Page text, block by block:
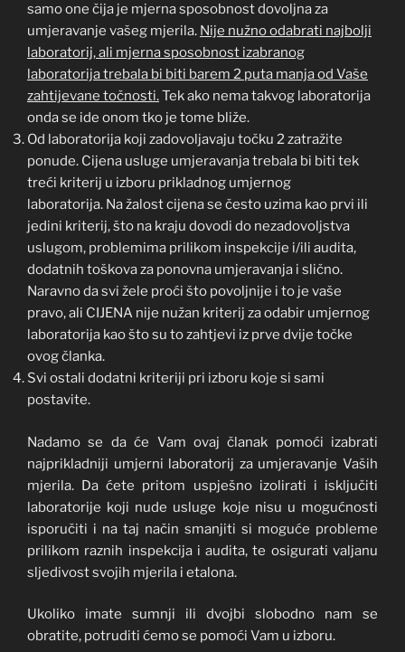
samo one čija je mjerna sposobnost dovoljna za
umjeravanje vašeg mjerila. Nije nužno odabrati najbolji
laboratorij, ali mjerna sposobnost izabranog
laboratorija trebala bi biti barem 2 puta manja od Vaše
zahtijevane točnosti.Tek ako nema takvog laboratorija
onda se ide onom tko je tome bliže.
Od laboratorija koji zadovoljavaju točku 2 zatražite
ponude. Cijena usluge umjeravanja trebala bi biti tek
treći kriterij u izboru prikladnog umjernog
laboratorija. Na žalost cijena se često uzima kao prvi ili
jedini kriterij, što na kraju dovodi do nezadovoljstva
uslugom, problemima prilikom inspekcije i/ili audita,
dodatnih toškova za ponovna umjeravanja i slično.
Naravno da svi žele proći što povoljnije i to je vaše
pravo, ali CIJENA nije nužan kriterij za odabir umjernog
laboratorija kao što su to zahtjevi iz prve dvije točke
ovog članka.
Svi ostali dodatni kriteriji pri izboru koje si sami
postavite.
Nadamo se da će Vam ovaj članak pomoći izabrati
najprikladniji umjerni laboratorij za umjeravanje Vaših
mjerila. Da ćete pritom uspješno izolirati i isključiti
laboratorije koji nude usluge koje nisu u mogućnosti
isporučiti i na taj način smanjiti si moguće probleme
prilikom raznih inspekcija i audita, te osigurati valjanu
sljedivost svojih mjerila i etalona.
Ukoliko imate sumnji ili dvojbi slobodno nam se
obratite, potruditi ćemo se pomoći Vam u izboru.